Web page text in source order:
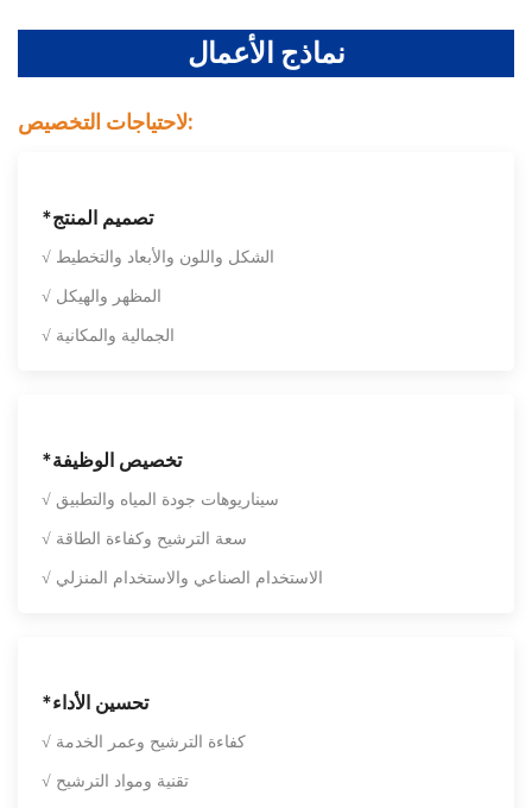
نماذج الأعمال
لاحتياجات التخصيص:
*تصميم المنتج
√ الشكل واللون والأبعاد والتخطيط
√ المظهر والهيكل
√ الجمالية والمكانية
*تخصيص الوظيفة
√ سيناريوهات جودة المياه والتطبيق
√ سعة الترشيح وكفاءة الطاقة
√ الاستخدام الصناعي والاستخدام المنزلي
*تحسين الأداء
√ كفاءة الترشيح وعمر الخدمة
√ تقنية ومواد الترشيح